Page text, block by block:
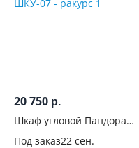
20 750 р.
Шкаф угловой Пандора
Под заказ22 сен.